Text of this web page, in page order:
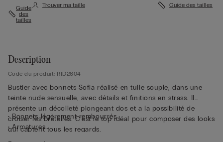
Guide
des
tailles
Trouver ma taille Guide des tailles
Description
Code du produit: RID2604
Bustier avec bonnets Sofia réalisé en tulle souple, dans une
teinte nude sensuelle, avec détails et finitions en strass. Il
présente un décolleté plongeant dos et a la possibilité de
croiser les bretelles. C’est le top idéal pour composer des looks
qui captent tous les regards.
• Bonnets légèrement rembourrés
• Armatures